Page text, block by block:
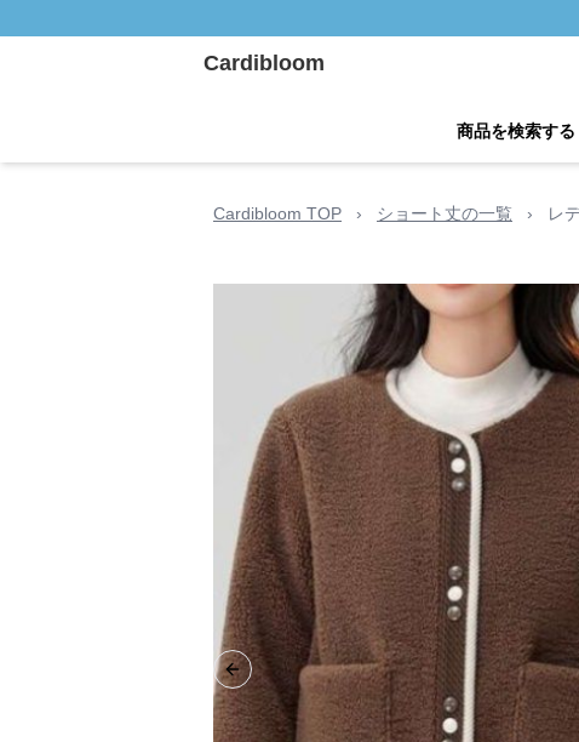
Cardibloom
商品を検索する
Cardibloom TOP › ショート丈の一覧 › レ
Previous slide